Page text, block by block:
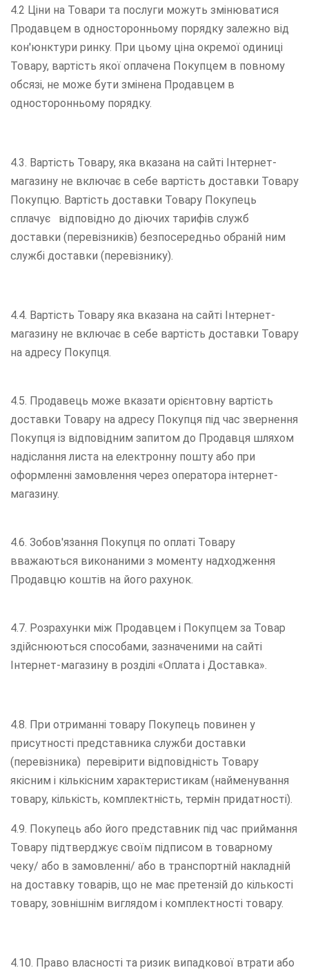
4.2 Ціни на Товари та послуги можуть змінюватися
Продавцем в односторонньому порядку залежно від
кон'юнктури ринку. При цьому ціна окремої одиниці
Товару, вартість якої оплачена Покупцем в повному
обсязі, не може бути змінена Продавцем в
односторонньому порядку.
4.3. Вартість Товару, яка вказана на сайті Інтернет-
магазину не включає в себе вартість доставки Товару
Покупцю. Вартість доставки Товару Покупець
сплачує відповідно до діючих тарифів служб
доставки (перевізників) безпосередньо обраній ним
службі доставки (перевізнику).
4.4. Вартість Товару яка вказана на сайті Інтернет-
магазину не включає в себе вартість доставки Товару
на адресу Покупця.
4.5. Продавець може вказати орієнтовну вартість
доставки Товару на адресу Покупця під час звернення
Покупця із відповідним запитом до Продавця шляхом
надіслання листа на електронну пошту або при
оформленні замовлення через оператора інтернет-
магазину.
4.6. Зобов'язання Покупця по оплаті Товару
вважаються виконаними з моменту надходження
Продавцю коштів на його рахунок.
4.7. Розрахунки між Продавцем і Покупцем за Товар
здійснюються способами, зазначеними на сайті
Інтернет-магазину в розділі «Оплата і Доставка».
4.8. При отриманні товару Покупець повинен у
присутності представника служби доставки
(перевізника) перевірити відповідність Товару
якісним і кількісним характеристикам (найменування
товару, кількість, комплектність, термін придатності).
4.9. Покупець або його представник під час приймання
Товару підтверджує своїм підписом в товарному
чеку/ або в замовленні/ або в транспортній накладній
на доставку товарів, що не має претензій до кількості
товару, зовнішнім виглядом і комплектності товару.
4.10. Право власності та ризик випадкової втрати або